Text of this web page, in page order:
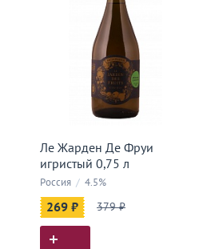
Ле Жарден Де Фруи
игристый 0,75 л
Россия / 4.5%
269 ₽ 379 ₽